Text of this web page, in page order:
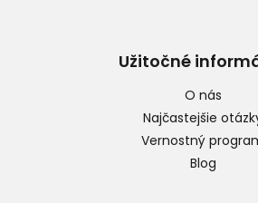
Užitočné
O nás
Najčastejšie
Vernostný
Blog